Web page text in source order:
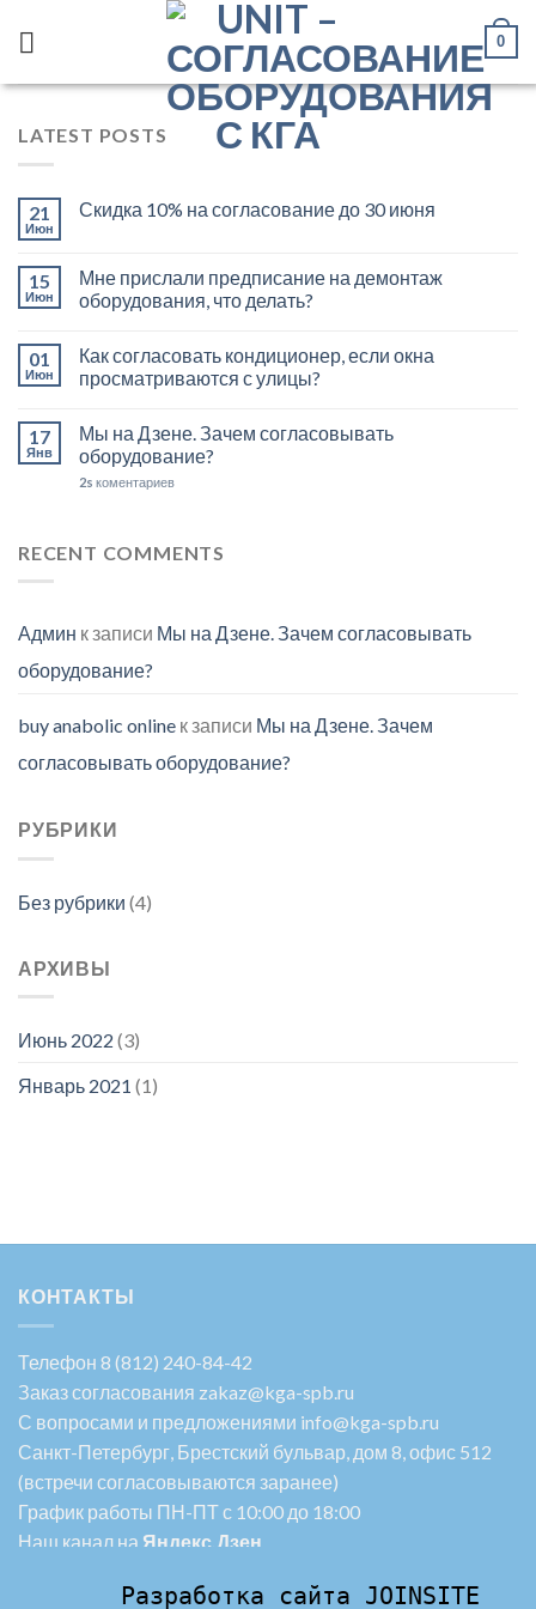
0
LATEST POSTS
21
Июн
Скидка 10% на согласование до 30 июня
15
Июн
Мне прислали предписание на демонтаж
оборудования, что делать?
01
Июн
Как согласовать кондиционер, если окна
просматриваются с улицы?
17
Янв
Мы на Дзене. Зачем согласовывать
оборудование?
2s коментариев
RECENT COMMENTS
Админ к записи Мы на Дзене. Зачем согласовывать
оборудование?
buy anabolic online к записи Мы на Дзене. Зачем
согласовывать оборудование?
РУБРИКИ
Без рубрики (4)
АРХИВЫ
Июнь 2022 (3)
Январь 2021 (1)
КОНТАКТЫ
Телефон 8 (812) 240-84-42
Заказ согласования zakaz@kga-spb.ru
С вопросами и предложениями info@kga-spb.ru
Санкт-Петербург, Брестский бульвар, дом 8, офис 512
(встречи согласовываются заранее)
График работы ПН-ПТ с 10:00 до 18:00
Наш канал на Яндекс.Дзен
Разработка сайта JOINSITE